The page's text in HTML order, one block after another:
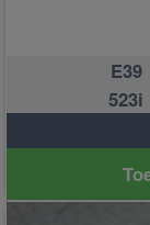
E39
523i